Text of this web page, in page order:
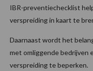
IBR-preventiechecklist
verspreiding in kaart te
Daarnaast wordt het
met omliggende bedrijven
verspreiding te beperken.